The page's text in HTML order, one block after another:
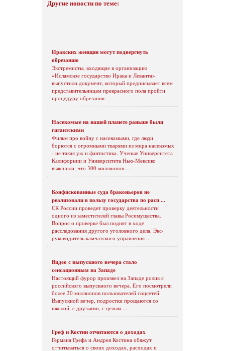
Другие новости по теме:
Иракских женщин могут подвергнуть
обрезанию
Экстремисты, входящие в организацию
«Исламское государство Ирака и Леванта»
выпустили документ, который предписывает всем
представительницам прекрасного пола пройти
процедуру обрезания.
Насекомые на нашей планете раньше были
гигантскими
Фильм про войну с насекомыми, где люди
борются с огромными тварями из мира насекомых
- не такая уж и фантастика. Ученые Университета
Калифорнии и Университета Нью-Мексико
выяснили, что 300 миллионов ...
Конфискованные суда браконьеров не
реализовали в пользу государства по расп ...
СК России проведет проверку деятельности
одного из заместителей главы Росимущества.
Вопрос о проверке был поднят в ходе
расследования другого уголовного дела. Экс-
руководитель камчатского управления ...
Видео с выпускного вечера стало
сенсационным на Западе
Настоящий фурор произвел на Западе ролик с
российского выпускного вечера. Его посмотрели
более 20 миллионов пользователей соцсетей.
Выпускной вечер, подростки прощаются со
школой, с друзьями, с целым ...
Греф и Костин отчитаются о доходах
Германа Грефа и Андрея Костина обяжут
отчитываться о своих доходах, расходах и